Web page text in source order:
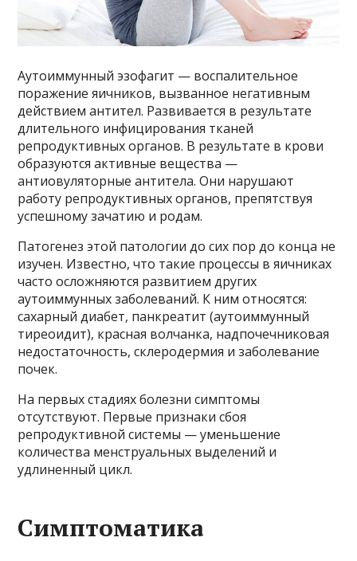
Аутоиммунный эзофагит — воспалительное
поражение яичников, вызванное негативным
действием антител. Развивается в результате
длительного инфицирования тканей
репродуктивных органов. В результате в крови
образуются активные вещества —
антиовуляторные антитела. Они нарушают
работу репродуктивных органов, препятствуя
успешному зачатию и родам.
Патогенез этой патологии до сих пор до конца не
изучен. Известно, что такие процессы в яичниках
часто осложняются развитием других
аутоиммунных заболеваний. К ним относятся:
сахарный диабет, панкреатит (аутоиммунный
тиреоидит), красная волчанка, надпочечниковая
недостаточность, склеродермия и заболевание
почек.
На первых стадиях болезни симптомы
отсутствуют. Первые признаки сбоя
репродуктивной системы — уменьшение
количества менструальных выделений и
удлиненный цикл.
Симптоматика